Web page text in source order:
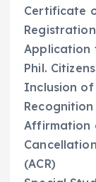
Certificate
Registration
Application
Phil.
Inclusion of
Affirmation
(ACR)